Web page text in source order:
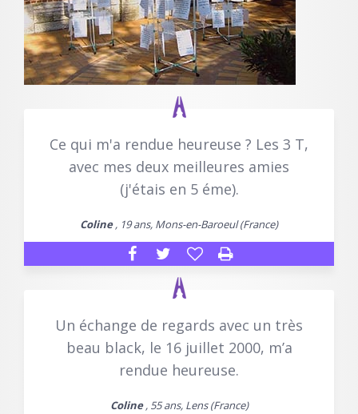
Ce qui m'a rendue heureuse ? Les 3 T,
avec mes deux meilleures amies
(j'étais en 5 éme).
Coline, 19 ans, Mons-en-Baroeul (France)
Un échange de regards avec un très
beau black, le 16 juillet 2000, m’a
rendue heureuse.
Coline, 55 ans, Lens (France)